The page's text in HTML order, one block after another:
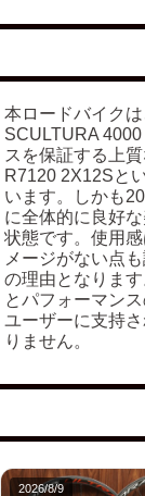
本ロードバイク
SCULTURA
スを保証する上
R7120 2X12Sと
います。しかも
に全体的に良好
状態です。使用
メージがない点
の理由となりま
とパフォーマン
ユーザーに支持
りません。
2026/8/9